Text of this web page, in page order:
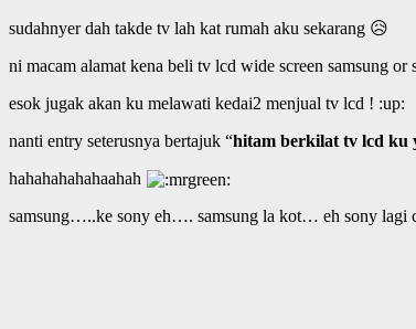
sudahnyer dah takde tv lah kat rumah aku sekarang 😥
ni macam alamat kena beli tv lcd wide screen samsung or
esok jugak akan ku melawati kedai2 menjual tv lcd ! :up:
nanti entry seterusnya bertajuk “hitam berkilat tv lcd ku
hahahahahahaahah
samsung…..ke sony eh…. samsung la kot… eh sony lagi